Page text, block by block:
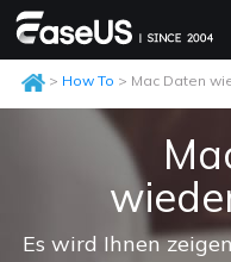
> How To > Mac Daten
Es wird Ihnen